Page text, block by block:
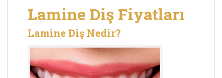
Lamine Diş Fiyatları
Lamine Diş Nedir?